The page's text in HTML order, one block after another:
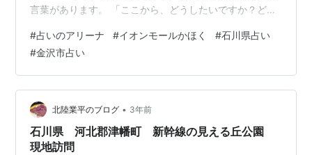
言葉があります。 「ここから、どうしたいですか？どう
信念は、「未来は行動で変わる」です。 お客様が望む未
来を引き寄せる為、それに対する行動指針を一緒に見て
いきたいと思っています。 なので、「ここから、どうし
たいですか？」と質問させていただています。 でも、
「どうしたいか分からない」、そんな時ももちろんある
と思っています。 カードは、お…
#占いのアリーナ #イオンモールかほく #石川県占い
#金沢市占い
北陸業平のブログ • 3年前
石川県 河北郡津幡町 新幹線の見える丘公園
現地訪問